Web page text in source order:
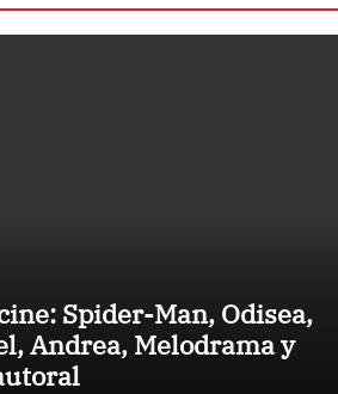
Spider-Man, Odisea,
Andrea, Melodrama y